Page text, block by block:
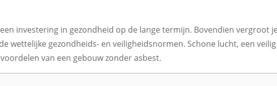
investering in gezondheid op de lange termijn. Bovendien vergroot
wettelijke gezondheids- en veiligheidsnormen. Schone lucht, een
van een gebouw zonder asbest.